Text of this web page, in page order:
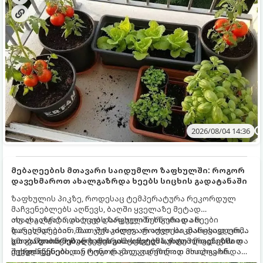
2026/08/04 14:36
მებაღეების მთავარი საიდუმლო ზაფხულში: როგორ
დავეხმაროთ ახალგაზრდა ხეებს სიცხის გადატანაში
ზაფხულის პიკზე, როდესაც ტემპერატურა რეკორდულ
მაჩვენებლებს აღწევს, ბაღში ყველაზე მეტად
ახალგაზრდა, ახლად დარგული ნერგები და ხეები
ზარალდებიან. მათ ჯერ კიდევ არ აქვთ საკმარისად ღრმა
და განვითარებული ფესვთა სისტემა, რათა ნიადაგის
ქვედა ფენებიდან ტენი დამოუკიდებლად მოიპოვონ.
თუ ახალგაზრდა ხეებს ზაფხულში სწორად არ
დავეხმარებით, მათ შესაძლოა ფოთლები დასცვივდეთ,
ხმობა დაიწყონ ან ზამთრის ყინვებს სუსტი ორგანიზმით
შეხვდნენ.
გთავაზობთ მებაღეების გამოცდილ საიდუმლოებებსა და
ოქროს წესებს, თუ როგორ გადავარჩინოთ ახალგაზრდა